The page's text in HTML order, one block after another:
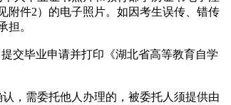
附件2）的电子照片。如因考生误传、错传
担。
交毕业申请并打印《湖北省高等教育自学
，需委托他人办理的，被委托人须提供由